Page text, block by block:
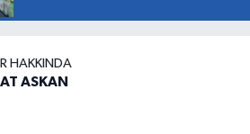
HAKKINDA
ASKAN